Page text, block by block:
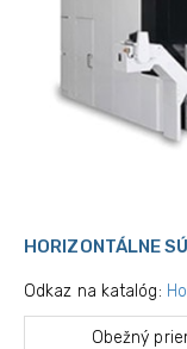
HORIZONTÁLNE
Odkaz na katalóg:
Obežný